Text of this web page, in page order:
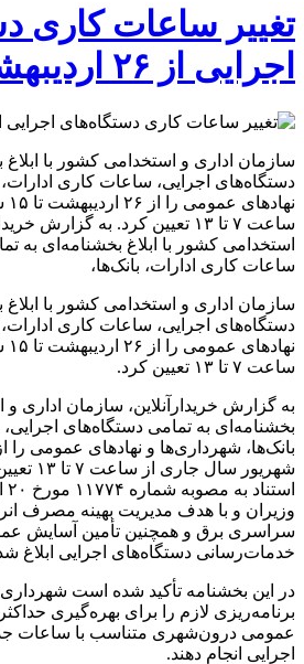
تغییر ساعات کاری
اجرایی از ۲۶ اردیبهشت ماه
سازمان اداری و استخدامی کشور با
دستگاه‌های اجرایی، ساعات کاری
ساعت ۷ تا ۱۳ تعیین کرد. به
استخدامی کشور با ابلاغ بخشنامه‌ای به
ساعات کاری ادارات، بانک‌ها،
سازمان اداری و استخدامی کشور با
دستگاه‌های اجرایی، ساعات کاری
ساعت ۷ تا ۱۳ تعیین کرد.
به گزارش خریدارآنلاین، سازمان اداری و
بخشنامه‌ای به تمامی دستگاه‌های
شهریور
وزیران و با هدف مدیریت بهینه مصرف
سراسری برق و همچنین تأمین آسایش
خدمات‌رسانی دستگاه‌های اجرایی ابلاغ
در این بخشنامه تأکید شده است
برنامه‌ریزی لازم را برای بهره‌گیری
عمومی درون‌شهری متناسب با ساعات
اجرایی انجام دهند.